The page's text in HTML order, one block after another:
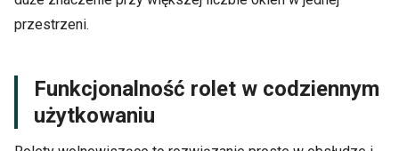
przestrzeni.
Funkcjonalność rolet w codziennym
użytkowaniu